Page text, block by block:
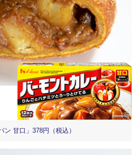
ン 甘口」378円（税込）